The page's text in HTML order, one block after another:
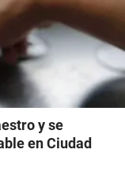
y se
en Ciudad